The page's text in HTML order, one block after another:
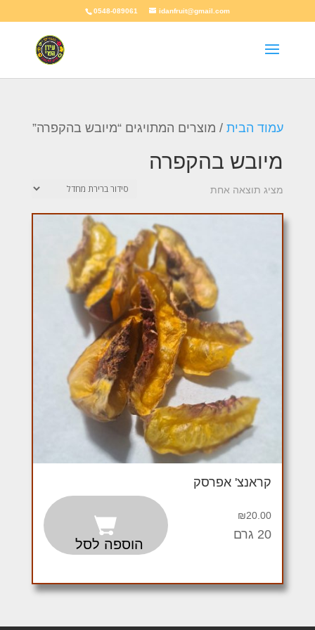
0548-089061 idanfruit@gmail.com
עמוד הבית/ מוצרים המתויגים “מיובש בהקפרה”
מיובש בהקפרה
מציג תוצאה אחת
קראנצ' אפרסק
₪20.00
הוספה לסל
20 גרם